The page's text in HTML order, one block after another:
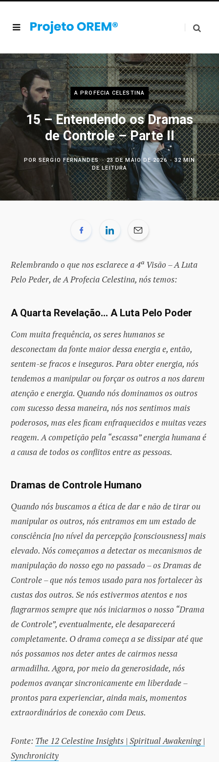
A PROFECIA CELESTINA
15 – Entendendo os Dramas
de Controle – Parte II
PORSERGIO FERNANDES 23 DE MAIO DE 2026
32 MIN
DE LEITURA
Relembrando o que nos esclarece a 4ª Visão – A Luta
Pelo Peder, de A Profecia Celestina, nós temos:
A Quarta Revelação… A Luta Pelo Poder
Com muita frequência, os seres humanos se
desconectam da fonte maior dessa energia e, então,
sentem-se fracos e inseguros. Para obter energia, nós
tendemos a manipular ou forçar os outros a nos darem
atenção e energia. Quando nós dominamos os outros
com sucesso dessa maneira, nós nos sentimos mais
poderosos, mas eles ficam enfraquecidos e muitas vezes
reagem. A competição pela “escassa” energia humana é
a causa de todos os conflitos entre as pessoas.
Dramas de Controle Humano
Quando nós buscamos a ética de dar e não de tirar ou
manipular os outros, nós entramos em um estado de
consciência [no nível da percepção [consciousness] mais
elevado. Nós começamos a detectar os mecanismos de
manipulação do nosso ego no passado – os Dramas de
Controle – que nós temos usado para nos fortalecer às
custas dos outros. Se nós estivermos atentos e nos
flagrarmos sempre que nós iniciarmos o nosso “Drama
de Controle”, eventualmente, ele desaparecerá
completamente. O drama começa a se dissipar até que
nós possamos nos deter antes de cairmos nessa
armadilha. Agora, por meio da generosidade, nós
podemos avançar sincronicamente em liberdade –
prontos para experienciar, ainda mais, momentos
extraordinários de conexão com Deus.
Fonte: The 12 Celestine Insights | Spiritual Awakening |
Synchronicity